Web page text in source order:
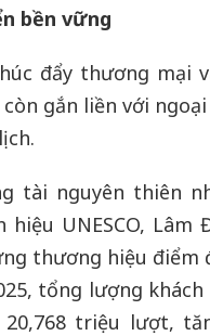
bền vững
đẩy thương mại
gắn liền với
tài nguyên thiên
hiệu UNESCO,
thương hiệu điểm
tổng lượng
triệu lượt,